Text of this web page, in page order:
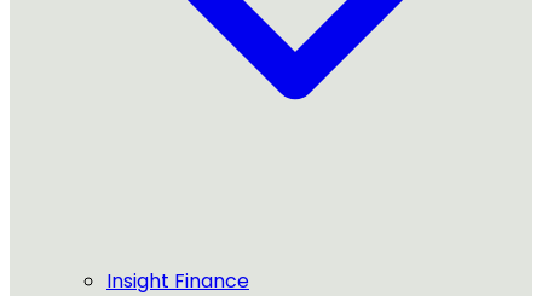
Insight Finance